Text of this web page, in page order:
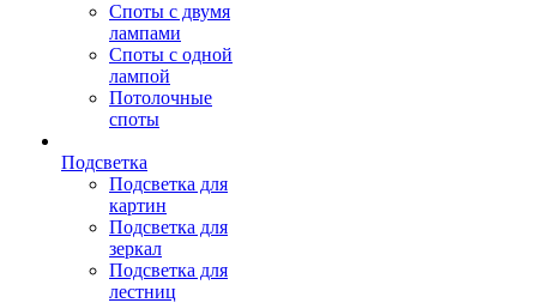
Споты с двумя
лампами
Споты с одной
лампой
Потолочные
споты
Подсветка
Подсветка для
картин
Подсветка для
зеркал
Подсветка для
лестниц